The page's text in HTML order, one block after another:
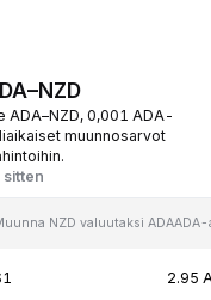
ADA–NZD, 0,001 ADA-
muunnosarvot
sitten
NZD valuutaksi ADAADA-
2.95